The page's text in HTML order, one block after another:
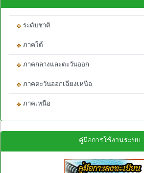
ระดับชาติ
ภาคใต้
ภาคกลางและตะวันออก
ภาคตะวันออกเฉียงเหนือ
ภาคเหนือ
คู่มือการใช้งานระบบ